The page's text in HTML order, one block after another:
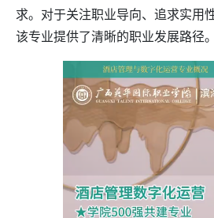
求。对于关注职业导向、追求实用
该专业提供了清晰的职业发展路径。